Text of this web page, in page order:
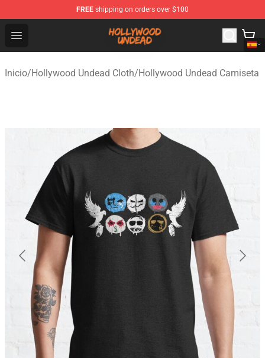
FREE shipping on orders over $100
Open menu
Hollywood Undead Shop - Official Hollywood Undead
Inicio/Hollywood Undead Cloth/Hollywood Undead Camiseta